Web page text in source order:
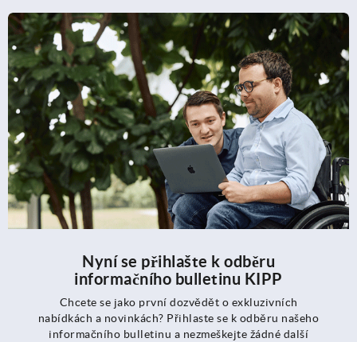
Nyní se přihlašte k odběru
informačního bulletinu KIPP
Chcete se jako první dozvědět o exkluzivních
nabídkách a novinkách? Přihlaste se k odběru našeho
informačního bulletinu a nezmeškejte žádné další